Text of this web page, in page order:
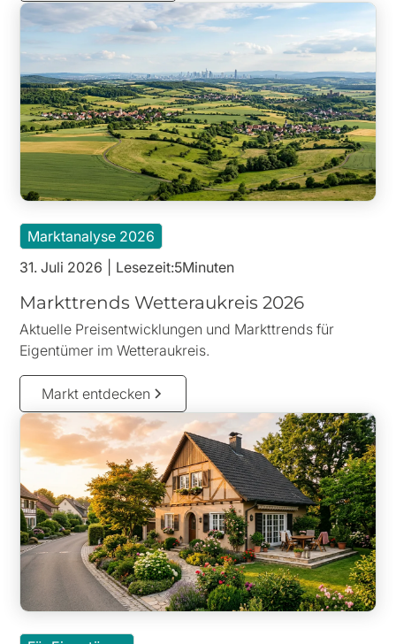
Marktanalyse 2026
31. Juli 2026
Lesezeit:5Minuten
Markttrends Wetteraukreis 2026
Aktuelle Preisentwicklungen und Markttrends für
Eigentümer im Wetteraukreis.
Markt entdecken